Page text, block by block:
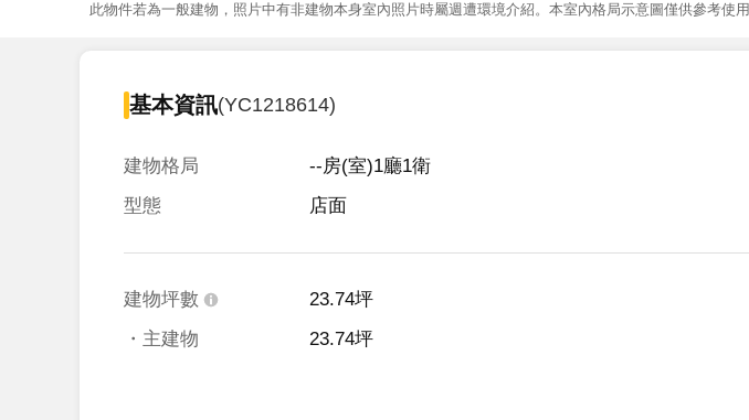
此物件若為一般建物，照片中有非建物本身室內照片時屬週遭環境介紹。本室內格局示意圖僅供參考使用
基本資訊(YC1218614)
建物格局
--房(室)1廳1衛
型態
店面
建物坪數
23.74坪
・主建物
23.74坪